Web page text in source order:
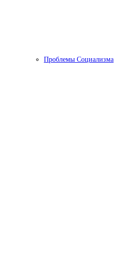
Проблемы Социализма